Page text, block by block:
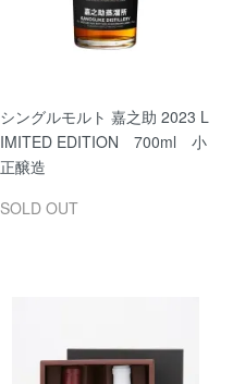
シングルモルト 嘉之助 2023 L
IMITED EDITION 700ml 小
正醸造
SOLD OUT